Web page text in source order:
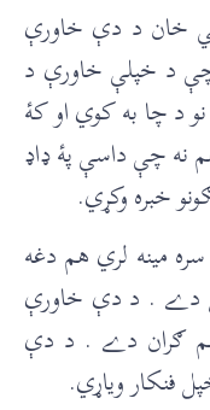
خان د دې خاورې
د خپلې خاورې د
نو د چا به کوي او کۀ
نه چې داسې پۀ ډاډ
خبره وکړي.
مينه لري هم دغه
دے . د دې خاورې
ګران دے . د دې
فنکار وياړي.